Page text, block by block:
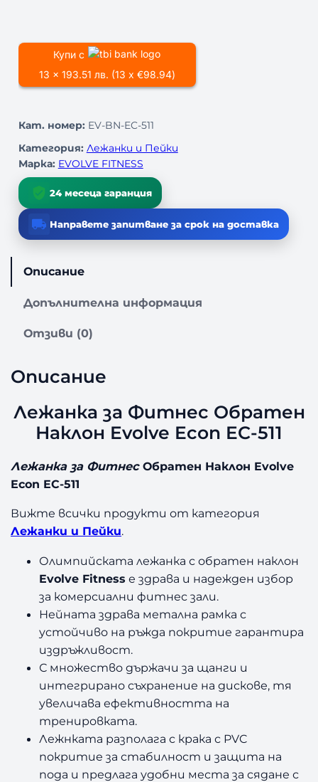
ч
с
о
з
а
е
ж
а
н
и
е
О
т
е
Н
а
Купи с
13 x 193.51 лв. (13 x €98.94)
Кат. номер: EV-BN-EC-511
Категория: Лежанки и Пейки
Марка: EVOLVE FITNESS
24 месеца гаранция
Направете запитване за срок на доставка
Описание
Допълнителна информация
Отзиви (0)
Описание
Лежанка за Фитнес Обратен
Наклон Evolve Econ EC-511
Лежанка за ФитнесОбратен Наклон Evolve
Econ EC-511
Вижте всички продукти от категория
Лежанки и Пейки.
Олимпийската лежанка с обратен наклон
Evolve Fitness е здрава и надежден избор
за комерсиални фитнес зали.
Нейната здрава метална рамка с
устойчиво на ръжда покритие гарантира
издръжливост.
С множество държачи за щанги и
интегрирано съхранение на дискове, тя
увеличава ефективността на
тренировката.
Лежнката разполага с крака с PVC
покритие за стабилност и защита на
пода и предлага удобни места за сядане с